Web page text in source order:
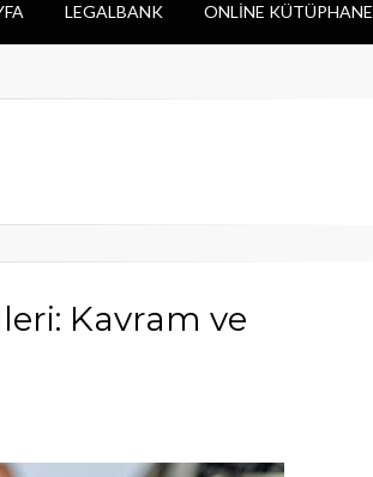
LEGALBANK ONLINE KÜTÜPHANE
Kavram ve